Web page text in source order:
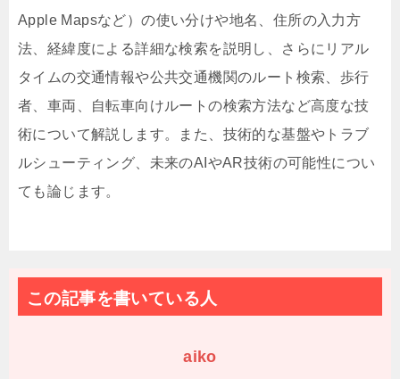
Apple Mapsなど）の使い分けや地名、住所の入力方
法、経緯度による詳細な検索を説明し、さらにリアル
タイムの交通情報や公共交通機関のルート検索、歩行
者、車両、自転車向けルートの検索方法など高度な技
術について解説します。また、技術的な基盤やトラブ
ルシューティング、未来のAIやAR技術の可能性につい
ても論じます。
この記事を書いている人
aiko